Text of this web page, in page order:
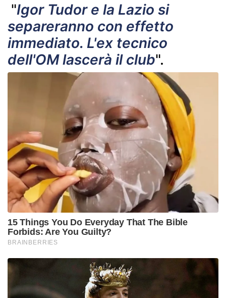
"Igor Tudor e la Lazio si
separeranno con effetto
immediato. L'ex tecnico
dell'OM lascerà il club".